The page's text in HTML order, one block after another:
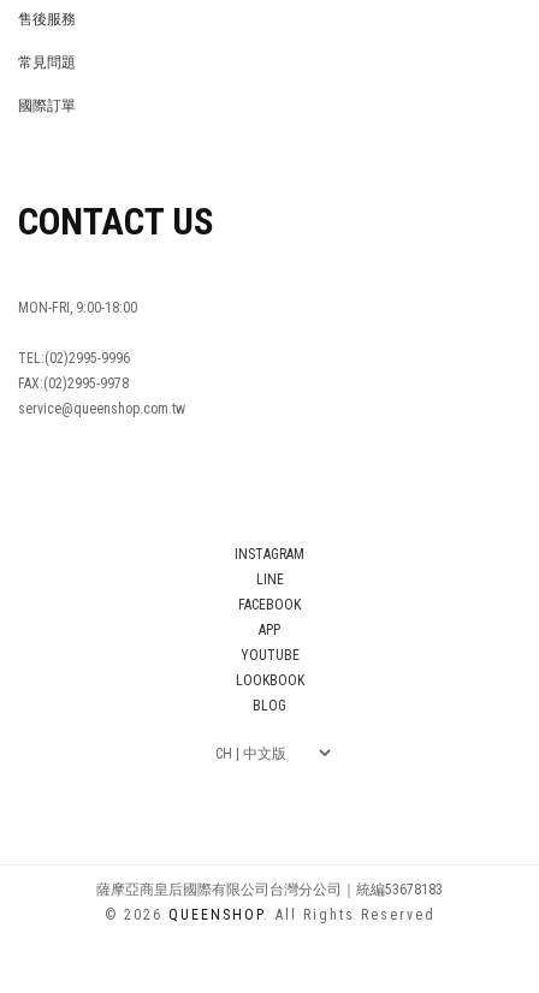
售後服務
常見問題
國際訂單
CONTACT US
MON-FRI, 9:00-18:00
TEL:(02)2995-9996
FAX:(02)2995-9978
service@queenshop.com.tw
INSTAGRAM
LINE
FACEBOOK
APP
YOUTUBE
LOOKBOOK
BLOG
薩摩亞商皇后國際有限公司台灣分公司｜統編53678183
© 2026 QUEENSHOP. All Rights Reserved